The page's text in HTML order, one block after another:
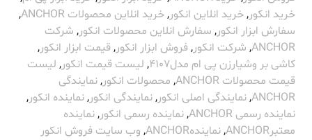
خرید انکور,خرید انلاین انکور,خرید انلاین محصولات ANCHOR
,
سفارش ابزار انکور, سفارش انلاین محصولات انکور, شرکت
ANCHOR
, شرکت انکور, فروش ابزار انکور, قیمت ابزار انکور,
کاشی بر وشیارزن پی ام مدل4107
, لیست قیمت انکور, لیست
قیمت محصولات ANCHOR
, محصولات انکور,نمایندگی
ANCHOR
,نمایندگی اصلی انکور,نمایندگی انکور,نماینده انکور,
نماینده رسمی ANCHOR
,نماینده رسمی انکور,نماینده
معتبرANCHOR
,نمایندهANCHOR , وب سایت فروش انکور